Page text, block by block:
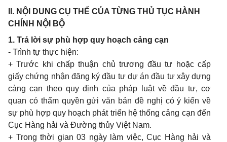
II. NỘI DUNG CỤ THỂ CỦA TỪNG THỦ TỤC HÀNH
CHÍNH NỘI BỘ
1. Trả lời sự phù hợp quy hoạch cảng cạn
- Trình tự thực hiện:
+ Trước khi chấp thuận chủ trương đầu tư hoặc cấp
giấy chứng nhận đăng ký đầu tư dự án đầu tư xây dựng
cảng cạn theo quy định của pháp luật về đầu tư, cơ
quan có thẩm quyền gửi văn bản đề nghị có ý kiến về
sự phù hợp quy hoạch phát triển hệ thống cảng cạn đến
Cục Hàng hải và Đường thủy Việt Nam.
+ Trong thời gian 03 ngày làm việc, Cục Hàng hải và